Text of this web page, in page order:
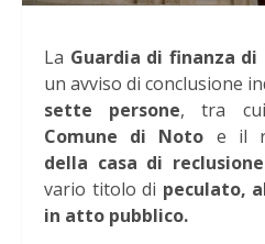
La Guardia di finanza di
un avviso di conclusione
sette persone, tra
Comune di Noto e il
della casa di
vario titolo di peculato,
in atto pubblico.